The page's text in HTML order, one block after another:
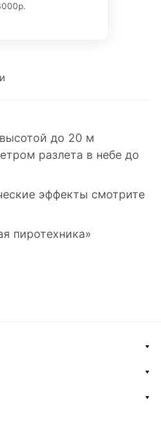
до 20 м
разлета в небе до
эффекты смотрите
пиротехника»